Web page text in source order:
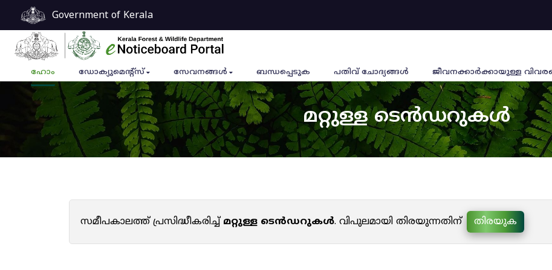
Government of Kerala
ഹോം ഡോക്യുമെൻ്റ്സ് സേവനങ്ങൾ ബന്ധപ്പെടുക പതിവ് ചോദ്യങ്ങൾ ജീവനക്കാര്‍ക്കായുള്ള
മറ്റുള്ള ടെൻഡറുകൾ
സമീപകാലത്ത് പ്രസിദ്ധീകരിച്ച്മറ്റുള്ള ടെൻഡറുകൾ. വിപുലമായി തിരയുന്നതിന് തിരയുക